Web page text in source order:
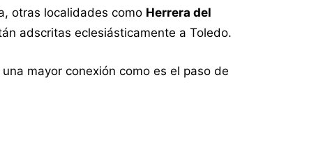
otras localidades como Herrera del
adscritas eclesiásticamente a Toledo.
mayor conexión como es el paso de